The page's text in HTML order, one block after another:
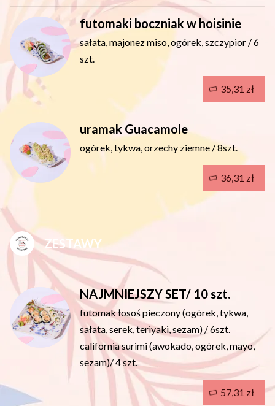
futomaki boczniak w hoisinie
sałata, majonez miso, ogórek, szczypior / 6
szt.
uramak Guacamole
ogórek, tykwa, orzechy ziemne / 8szt.
ZESTAWY
NAJMNIEJSZY SET/ 10 szt.
futomak łosoś pieczony (ogórek, tykwa,
sałata, serek, teriyaki, sezam) / 6szt.
california surimi (awokado, ogórek, mayo,
sezam)/ 4 szt.